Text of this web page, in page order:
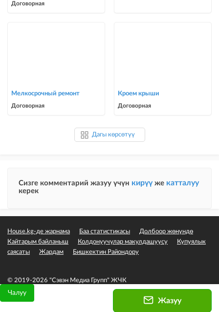
Чалуу
Жазуу
Договорная
Мелкосрочный ремонт
Договорная
Кроем крыши
Договорная
Дагы көрсөтүү
Сизге комментарий жазуу үчүн кирүү же катталуу
керек
House.kg-де жарнама Баа статистикасы
Долбоор жөнүндө
Кайтарым байланыш
Колдонуучулар макулдашуусу
Купуялык
саясаты
Жардам Бишкектин Райондору
© 2019-2026 "Сэвэн Медиа Групп" ЖЧК